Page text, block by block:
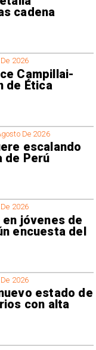
cadena
2026
Campillai-
de Ética
De 2026
escalando
de Perú
2026
jóvenes de
encuesta del
2026
estado de
con alta